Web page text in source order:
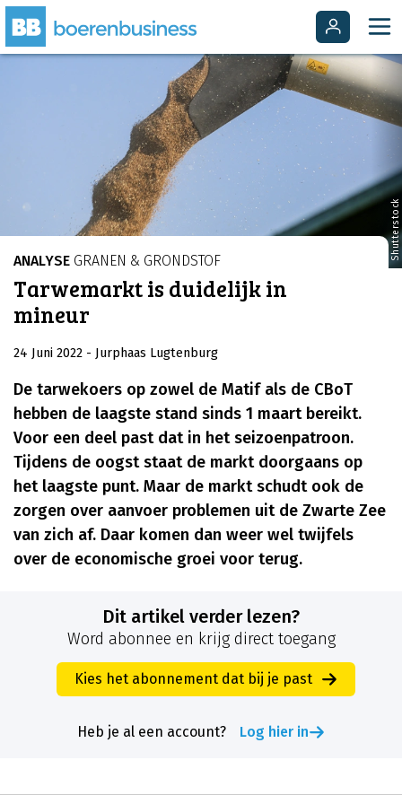
Shutterstock
ANALYSE GRANEN & GRONDSTOF
Tarwemarkt is duidelijk in
mineur
24 Juni 2022 - Jurphaas Lugtenburg
De tarwekoers op zowel de Matif als de CBoT
hebben de laagste stand sinds 1 maart bereikt.
Voor een deel past dat in het seizoenpatroon.
Tijdens de oogst staat de markt doorgaans op
het laagste punt. Maar de markt schudt ook de
zorgen over aanvoer problemen uit de Zwarte Zee
van zich af. Daar komen dan weer wel twijfels
over de economische groei voor terug.
Dit artikel verder lezen?
Word abonnee en krijg direct toegang
Kies het abonnement dat bij je past
Heb je al een account? Log hier in